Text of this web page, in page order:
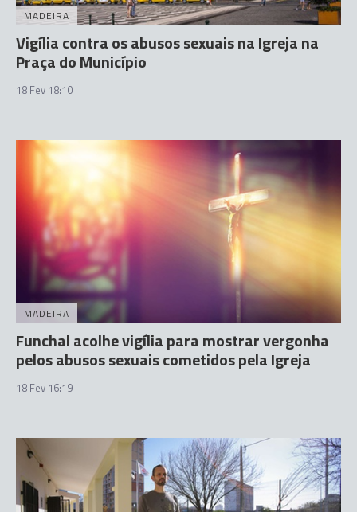
MADEIRA
Vigília contra os abusos sexuais na Igreja na
Praça do Município
18 Fev 18:10
MADEIRA
Funchal acolhe vigília para mostrar vergonha
pelos abusos sexuais cometidos pela Igreja
18 Fev 16:19